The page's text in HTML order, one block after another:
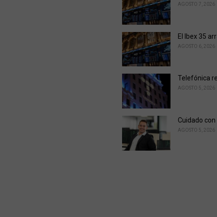
AGOSTO 7, 2026
El Ibex 35
AGOSTO 6, 2026
Telefónica
AGOSTO 5, 2026
Cuidado
AGOSTO 5, 2026